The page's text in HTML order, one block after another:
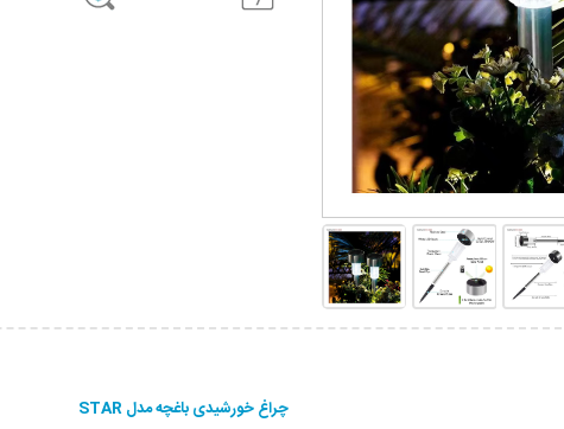
چراغ خورشیدی باغچه مدل STAR